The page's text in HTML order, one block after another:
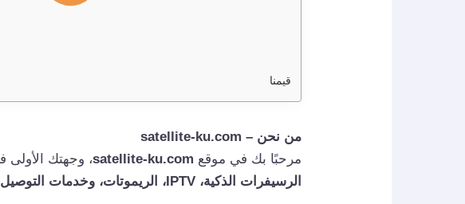
قيمنا
من نحن – satellite-ku.com
مرحبًا بك في موقع satellite-ku.com، وجهتك الأولى
الرسيفرات الذكية، IPTV، الريموتات، وخدمات التوصيل والتركيب